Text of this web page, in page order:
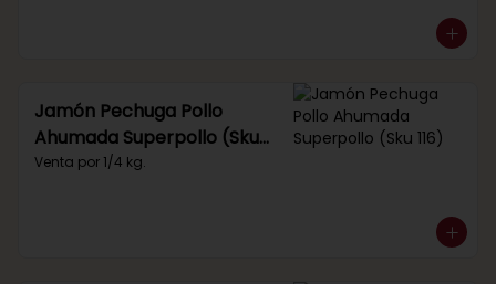
Jamón Pechuga Pollo
Ahumada Superpollo (Sku
116)
Venta por 1/4 kg.